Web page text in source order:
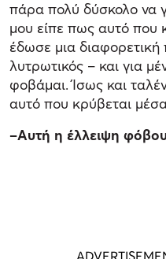
πάρα πολύ δύσκολο να
μου είπε πως αυτό που
έδωσε μια
λυτρωτικός – και για
φοβάμαι. Ίσως και
αυτό που κρύβεται
–Αυτή η έλλειψη